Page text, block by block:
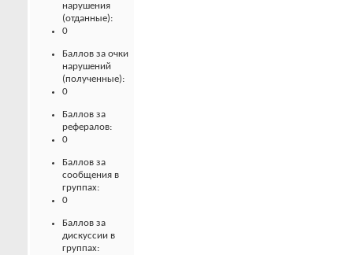
нарушения
(отданные):
0
Баллов за очки
нарушений
(полученные):
0
Баллов за
рефералов:
0
Баллов за
сообщения в
группах:
0
Баллов за
дискуссии в
группах: